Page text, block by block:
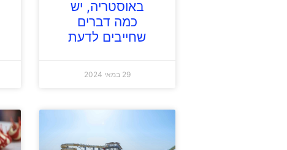
באוסטריה, יש
כמה דברים
שחייבים לדעת
29 במאי 2024